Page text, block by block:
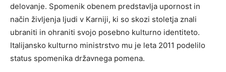
delovanje. Spomenik obenem predstavlja upornost in
način življenja ljudi v Karniji, ki so skozi stoletja znali
ubraniti in ohraniti svojo posebno kulturno identiteto.
Italijansko kulturno ministrstvo mu je leta 2011 podelilo
status spomenika državnega pomena.